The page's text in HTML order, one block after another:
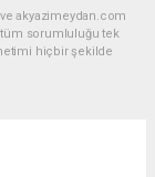
akyazimeydan.com
tüm sorumluluğu tek
hiçbir şekilde